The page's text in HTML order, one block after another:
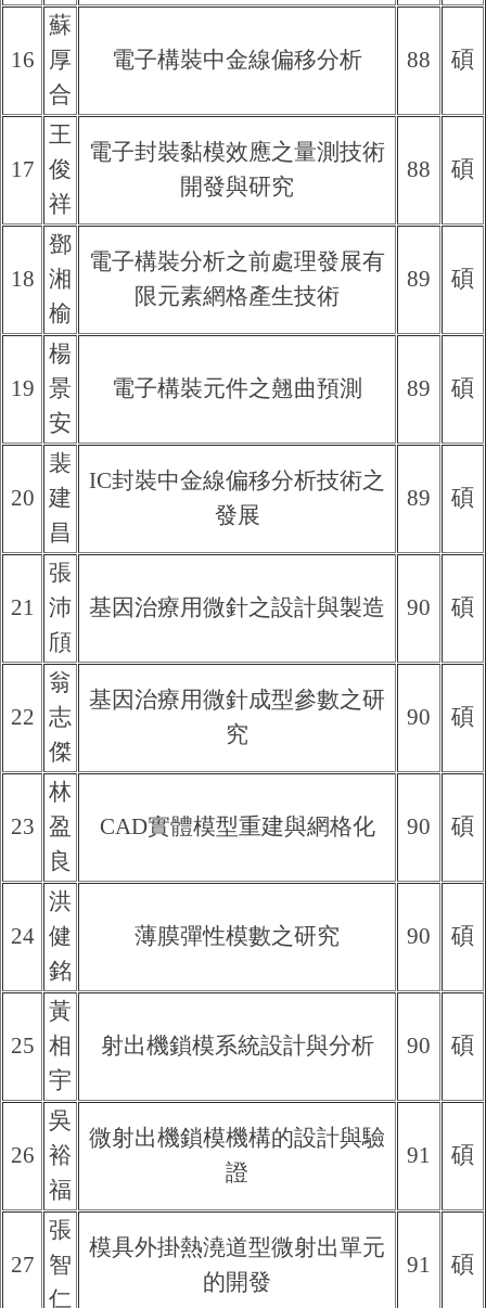
16
蘇
厚
合
電子構裝中金線偏移分析 88 碩
17
王
俊
祥
電子封裝黏模效應之量測技術
開發與研究
88 碩
18
鄧
湘
榆
電子構裝分析之前處理發展有
限元素網格產生技術
89 碩
19
楊
景
安
電子構裝元件之翹曲預測 89 碩
20
裴
建
昌
IC封裝中金線偏移分析技術之
發展
89 碩
21
張
沛
頎
基因治療用微針之設計與製造 90 碩
22
翁
志
傑
基因治療用微針成型參數之研
究
90 碩
23
林
盈
良
CAD實體模型重建與網格化 90 碩
24
洪
健
銘
薄膜彈性模數之研究 90 碩
25
黃
相
宇
射出機鎖模系統設計與分析 90 碩
26
吳
裕
福
微射出機鎖模機構的設計與驗
證
91 碩
27
張
智
仁
模具外掛熱澆道型微射出單元
的開發
91 碩